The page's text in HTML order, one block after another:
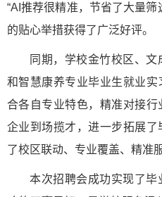
“AI推荐很精准，节省了大量
的贴心举措获得了广泛好评。
同期，学校金竹校区、
和智慧康养专业毕业生就业
合各自专业特色，精准对接
企业到场揽才，进一步拓展
了校区联动、专业覆盖、精准
本次招聘会成功实现了毕